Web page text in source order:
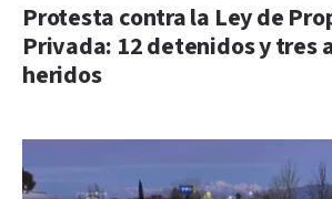
Protesta contra la Ley de
Privada: 12 detenidos y tres
heridos